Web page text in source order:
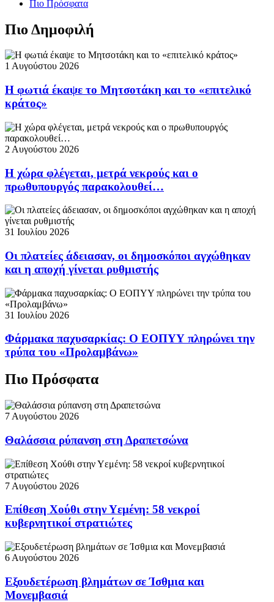
Πιο Πρόσφατα
Πιο Δημοφιλή
1 Αυγούστου 2026
Η φωτιά έκαψε το Μητσοτάκη και το «επιτελικό
κράτος»
2 Αυγούστου 2026
Η χώρα φλέγεται, μετρά νεκρούς και ο
πρωθυπουργός παρακολουθεί…
31 Ιουλίου 2026
Οι πλατείες άδειασαν, οι δημοσκόποι αγχώθηκαν
και η αποχή γίνεται ρυθμιστής
31 Ιουλίου 2026
Φάρμακα παχυσαρκίας: Ο ΕΟΠΥΥ πληρώνει την
τρύπα του «Προλαμβάνω»
Πιο Πρόσφατα
7 Αυγούστου 2026
Θαλάσσια ρύπανση στη Δραπετσώνα
7 Αυγούστου 2026
Επίθεση Χούθι στην Υεμένη: 58 νεκροί
κυβερνητικοί στρατιώτες
6 Αυγούστου 2026
Εξουδετέρωση βλημάτων σε Ίσθμια και
Μονεμβασιά